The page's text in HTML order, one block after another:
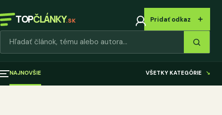
TOPČLÁNKY.SK Pridať odkaz ＋
NAJNOVŠIE VŠETKY KATEGÓRIE ↘